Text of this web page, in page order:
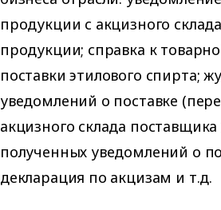
продукции с акцизного
продукции; справка к
поставки этилового спирта;
уведомлений о поставке
акцизного склада
полученных уведомлений о
декларация по акцизам и т.д.